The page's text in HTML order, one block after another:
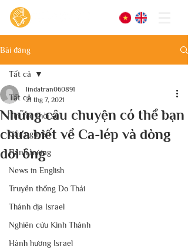
Bài đăng
Tất cả
Tin tức thời sự
Cầu nguyện
Hành hương
News in English
Truyền thống Do Thái
Thánh địa Israel
Nghiên cứu Kinh Thánh
Hành hương Israel
Tất cả
Những câu chuyện có thể bạn
chưa biết về Ca-lép và dòng
dõi ông
lindatran060891
21 thg 7, 2021